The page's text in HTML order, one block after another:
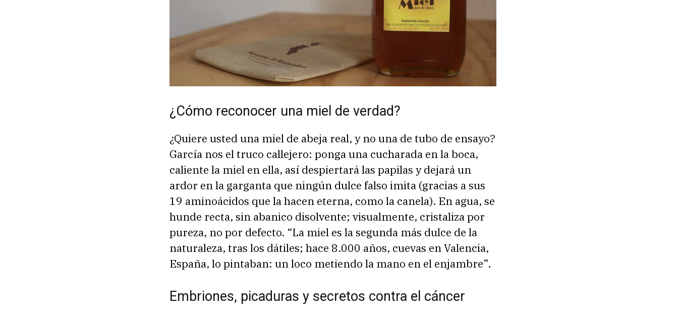
¿Cómo reconocer una miel de verdad?
¿Quiere usted una miel de abeja real, y no una de tubo de ensayo?
García nos el truco callejero: ponga una cucharada en la boca,
caliente la miel en ella, así despiertará las papilas y dejará un
ardor en la garganta que ningún dulce falso imita (gracias a sus
19 aminoácidos que la hacen eterna, como la canela). En agua, se
hunde recta, sin abanico disolvente; visualmente, cristaliza por
pureza, no por defecto. “La miel es la segunda más dulce de la
naturaleza, tras los dátiles; hace 8.000 años, cuevas en Valencia,
España, lo pintaban: un loco metiendo la mano en el enjambre”.​
Embriones, picaduras y secretos contra el cáncer